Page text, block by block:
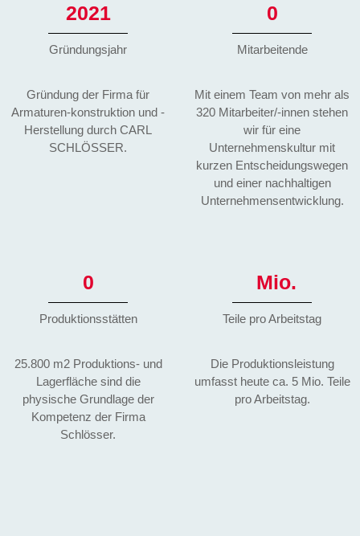
2021
Gründungsjahr
Gründung der Firma für
Armaturen-konstruktion und -
Herstellung durch CARL
SCHLÖSSER.
0
Mitarbeitende
Mit einem Team von mehr als
320 Mitarbeiter/-innen stehen
wir für eine
Unternehmenskultur mit
kurzen Entscheidungswegen
und einer nachhaltigen
Unternehmensentwicklung.
0
Produktions­stätten
25.800 m2 Produktions- und
Lagerfläche sind die
physische Grundlage der
Kompetenz der Firma
Schlösser.
Mio.
Teile pro Arbeitstag
Die Produktionsleistung
umfasst heute ca. 5 Mio. Teile
pro Arbeitstag.